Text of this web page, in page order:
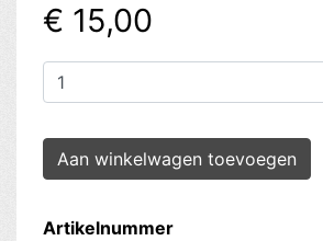
€ 15,00
Artikelnummer